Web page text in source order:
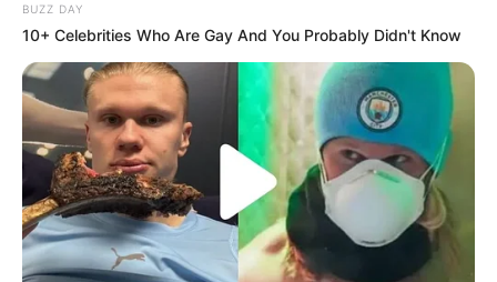
BUZZ DAY
10+ Celebrities Who Are Gay And You Probably Didn't Know